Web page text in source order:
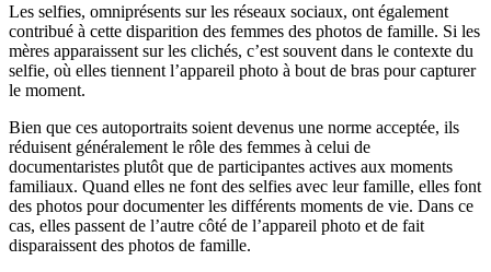
Les selfies, omniprésents sur les réseaux sociaux, ont également
contribué à cette disparition des femmes des photos de famille. Si les
mères apparaissent sur les clichés, c’est souvent dans le contexte du
selfie, où elles tiennent l’appareil photo à bout de bras pour capturer
le moment.
Bien que ces autoportraits soient devenus une norme acceptée, ils
réduisent généralement le rôle des femmes à celui de
documentaristes plutôt que de participantes actives aux moments
familiaux. Quand elles ne font des selfies avec leur famille, elles font
des photos pour documenter les différents moments de vie. Dans ce
cas, elles passent de l’autre côté de l’appareil photo et de fait
disparaissent des photos de famille.